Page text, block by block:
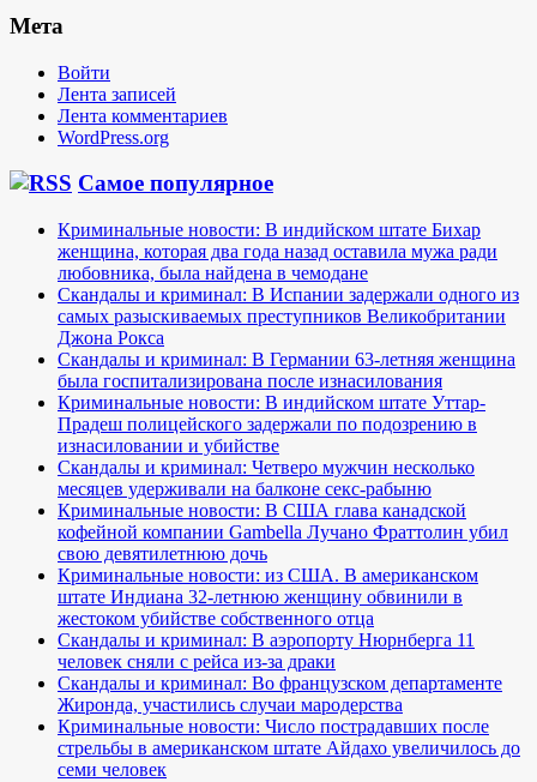
Мета
Войти
Лента записей
Лента комментариев
WordPress.org
Самое популярное
Криминальные новости: В индийском штате Бихар
женщина, которая два года назад оставила мужа ради
любовника, была найдена в чемодане
Скандалы и криминал: В Испании задержали одного из
самых разыскиваемых преступников Великобритании
Джона Рокса
Скандалы и криминал: В Германии 63-летняя женщина
была госпитализирована после изнасилования
Криминальные новости: В индийском штате Уттар-
Прадеш полицейского задержали по подозрению в
изнасиловании и убийстве
Скандалы и криминал: Четверо мужчин несколько
месяцев удерживали на балконе секс-рабыню
Криминальные новости: В США глава канадской
кофейной компании Gambella Лучано Фраттолин убил
свою девятилетнюю дочь
Криминальные новости: из США. В американском
штате Индиана 32-летнюю женщину обвинили в
жестоком убийстве собственного отца
Скандалы и криминал: В аэропорту Нюрнберга 11
человек сняли с рейса из-за драки
Скандалы и криминал: Во французском департаменте
Жиронда, участились случаи мародерства
Криминальные новости: Число пострадавших после
стрельбы в американском штате Айдахо увеличилось до
семи человек